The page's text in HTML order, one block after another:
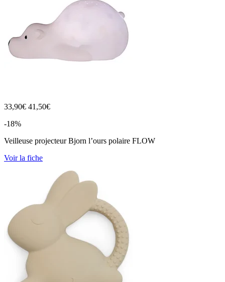
33,90€ 41,50€
-18%
Veilleuse projecteur Bjorn l’ours polaire FLOW
Voir la fiche